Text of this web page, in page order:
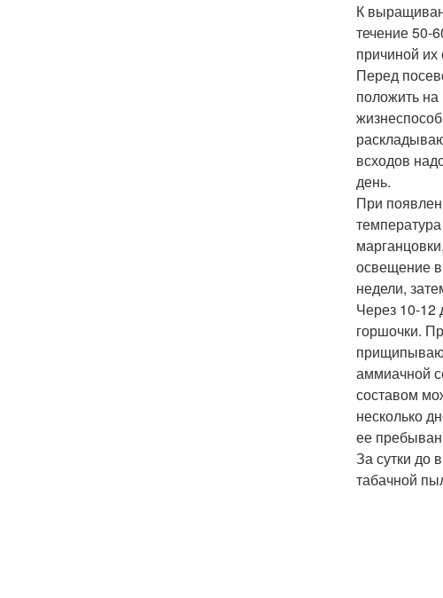
К
течение 50-
причиной их
Перед
положить
всходов
день.
При
освещение в
недели,
Через 10-12
горшочки.
аммиачной
составом
несколько
ее
За сутки до
табачной